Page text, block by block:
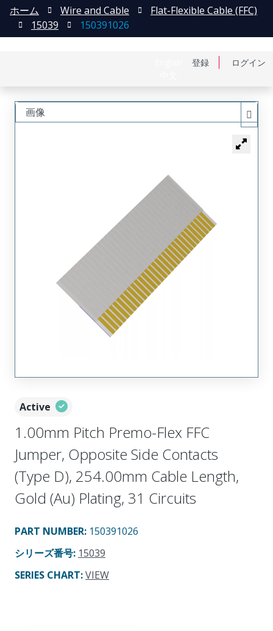
登録 ログイン
ホーム Wire and Cable
Flat-Flexible Cable (FFC)
15039
150391026
Active
1.00mm Pitch Premo-Flex FFC
Jumper, Opposite Side Contacts
(Type D), 254.00mm Cable Length,
Gold (Au) Plating, 31 Circuits
PART NUMBER: 150391026
シリーズ番号: 15039
SERIES CHART:VIEW
画像